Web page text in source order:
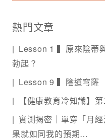
熱門文章
Lesson 1 ▍原來陰蒂
勃起？
Lesson 9 ▍陰道穹窿
【健康教育冷知識】
實測揭密｜單穿「月
果就如同我的預期…